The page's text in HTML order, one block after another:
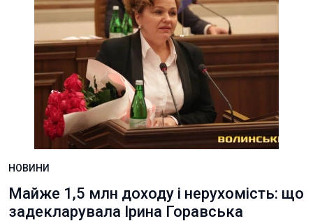
НОВИНИ
Майже 1,5 млн доходу і нерухомість: що
задекларувала Ірина Горавська